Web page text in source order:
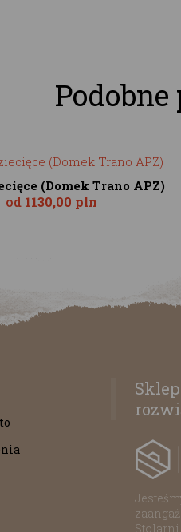
(Domek Trano APZ)
od 1130,00 pln